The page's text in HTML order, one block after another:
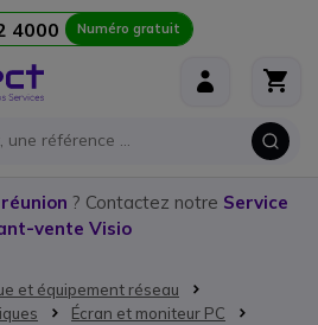
4000 Numéro gratuit
? Contactez notre Service
vente Visio
et équipement réseau
Écran et moniteur PC